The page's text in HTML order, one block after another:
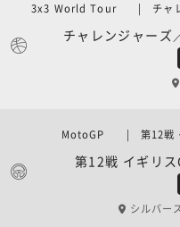
チャレンジャーズ
3x3 World Tour | チャレン
第12戦 イギリ
MotoGP | 第12戦 イ
シルバー